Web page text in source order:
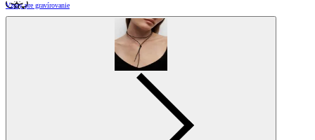
Vzory pre gravírovanie